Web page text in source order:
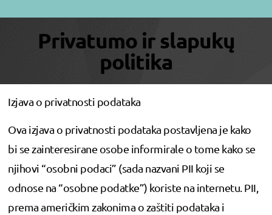
Privatumo ir slapukų
politika
Izjava o privatnosti podataka
Ova izjava o privatnosti podataka postavljena je kako
bi se zainteresirane osobe informirale o tome kako se
njihovi “osobni podaci” (sada nazvani PII koji se
odnose na “osobne podatke”) koriste na internetu. PII,
prema američkim zakonima o zaštiti podataka i